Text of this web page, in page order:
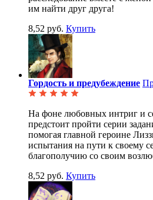
им найти друг друга!
8,52 руб. Купить
Гордость и предубеждение
На фоне любовных интриг и
предстоит пройти серии
помогая главной героине
испытания на пути к своему
благополучию со своим
8,52 руб. Купить